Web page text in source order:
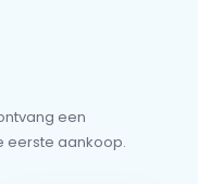
een
eerste aankoop.